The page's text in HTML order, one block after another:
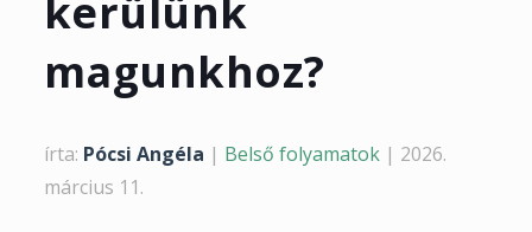
kerülünk
magunkhoz?
írta: Pócsi Angéla | Belső folyamatok| 2026.
március 11.